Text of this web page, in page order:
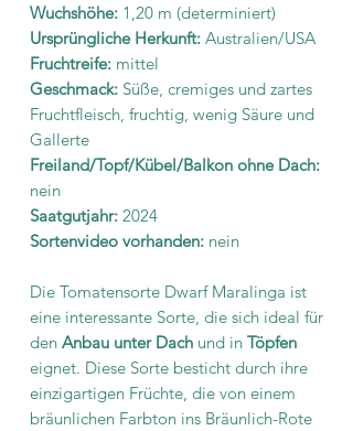
Wuchshöhe: 1,20 m (determiniert)
Ursprüngliche Herkunft: Australien/USA
Fruchtreife: mittel
Geschmack: Süße, cremiges und zartes
Fruchtfleisch, fruchtig, wenig Säure und
Gallerte
Freiland/Topf/Kübel/Balkon ohne Dach:
nein
Saatgutjahr: 2024
Sortenvideo vorhanden: nein
Die Tomatensorte Dwarf Maralinga ist
eine interessante Sorte, die sich ideal für
den Anbau unter Dach und in Töpfen
eignet. Diese Sorte besticht durch ihre
einzigartigen Früchte, die von einem
bräunlichen Farbton ins Bräunlich-Rote